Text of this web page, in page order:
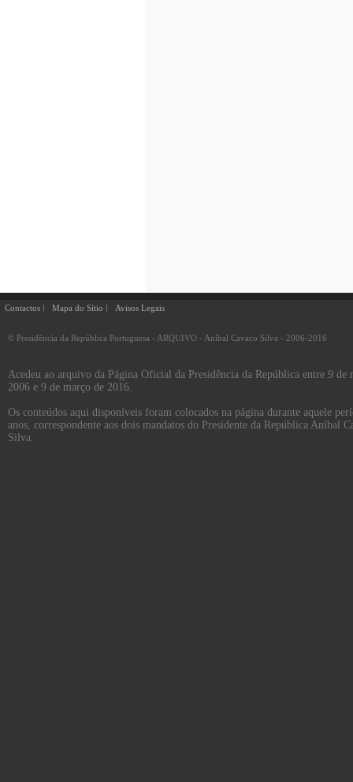
Contactos Mapa do Sítio Avisos Legais
© Presidência da República Portuguesa - ARQUIVO - Aníbal Cavaco Silva - 2006-2016
Acedeu ao arquivo da Página Oficial da Presidência da República entre 9 de
2006 e 9 de março de 2016.
Os conteúdos aqui disponíveis foram colocados na página durante aquele
anos, correspondente aos dois mandatos do Presidente da República Aníbal
Silva.